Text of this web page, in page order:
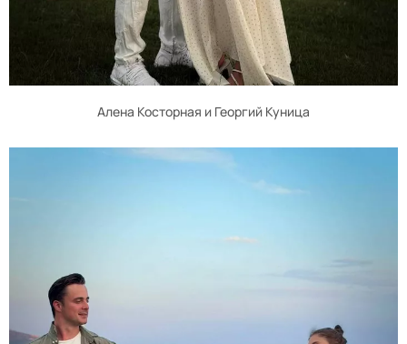
Алена Косторная и Георгий Куница